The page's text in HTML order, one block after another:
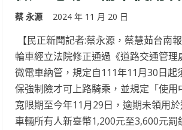
蔡 永源 2024 年 11 月 20 日
【民正新聞記者:蔡永源，蔡慧茹台南
輪車經立法院修正通過《道路交通管理
微電車納管，規定自111年11月30日起
保強制險才可上路騎乘，並規定「使用
寬限期至今年11月29日，逾期未領用
車輛所有人新臺幣1,200元至3,600元罰